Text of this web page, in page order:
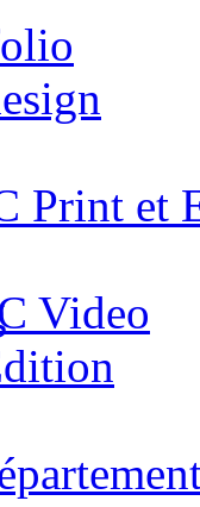
Print et
Video